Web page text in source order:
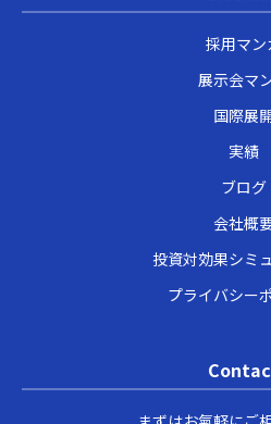
採用マン
展示会マ
国際展
実績
ブログ
会社概
投資対効果シミ
プライバシー